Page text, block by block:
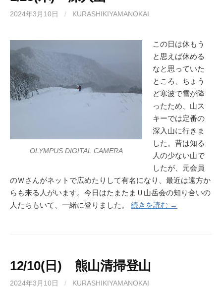
2024年3月10日 / KURASHIKIYAMANOKAI
OLYMPUS DIGITAL CAMERA
この日は休もう
と思えば休める
なと思っていた
ところ、ちょう
ど寒波で雪が降
ったため、山ス
キーでは定番の
深入山に行きま
した。昔は知る
人の少ない山で
したが、元会員
のＷさんがネットで広めたりして有名になり、最近は遠方か
らも来る人がいます。今日はたまたまＵ山岳会の知り合いの
人たちもいて、一緒に登りました。 続きを読む →
12/10(日) 熊山清掃登山
2024年3月10日 / KURASHIKIYAMANOKAI